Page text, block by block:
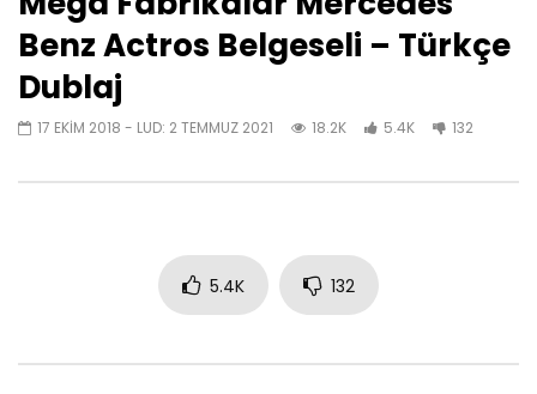
Benz Actros Belgeseli – Türkçe
Dublaj
17 EKIM 2018 - LUD: 2 TEMMUZ 2021 18.2K 5.4K 132
5.4K 132